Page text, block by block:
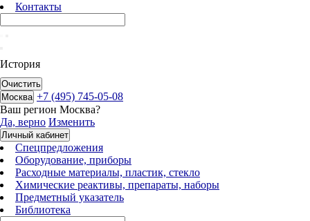
Контакты
История
Очистить
Москва +7 (495) 745-05-08
Ваш регион Москва?
Да, верно Изменить
Личный кабинет
Спецпредложения
Оборудование, приборы
Расходные материалы, пластик, стекло
Химические реактивы, препараты, наборы
Предметный указатель
Библиотека